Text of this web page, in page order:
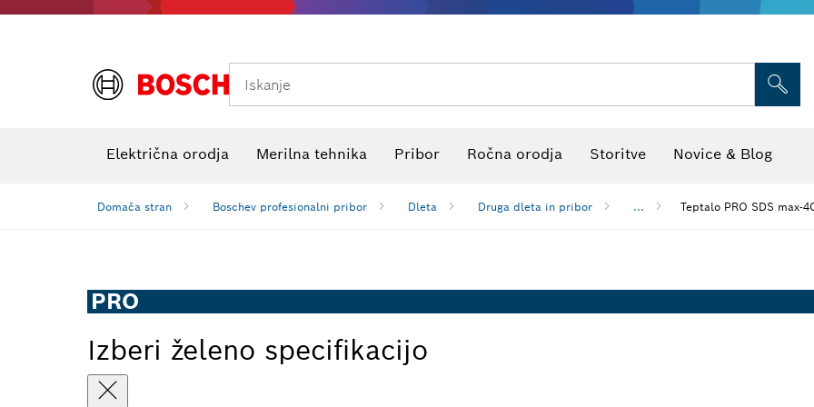
Iskanje
Električna orodja Merilna tehnika Pribor Ročna orodja Storitve Novice & Blog
Domača stran Boschev profesionalni pribor Dleta Druga dleta in pribor ... Teptalo PRO SDS max-
PRO
Izberi želeno specifikacijo